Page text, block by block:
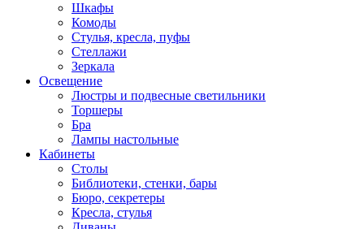
Шкафы
Комоды
Стулья, кресла, пуфы
Стеллажи
Зеркала
Освещение
Люстры и подвесные светильники
Торшеры
Бра
Лампы настольные
Кабинеты
Столы
Библиотеки, стенки, бары
Бюро, секретеры
Кресла, стулья